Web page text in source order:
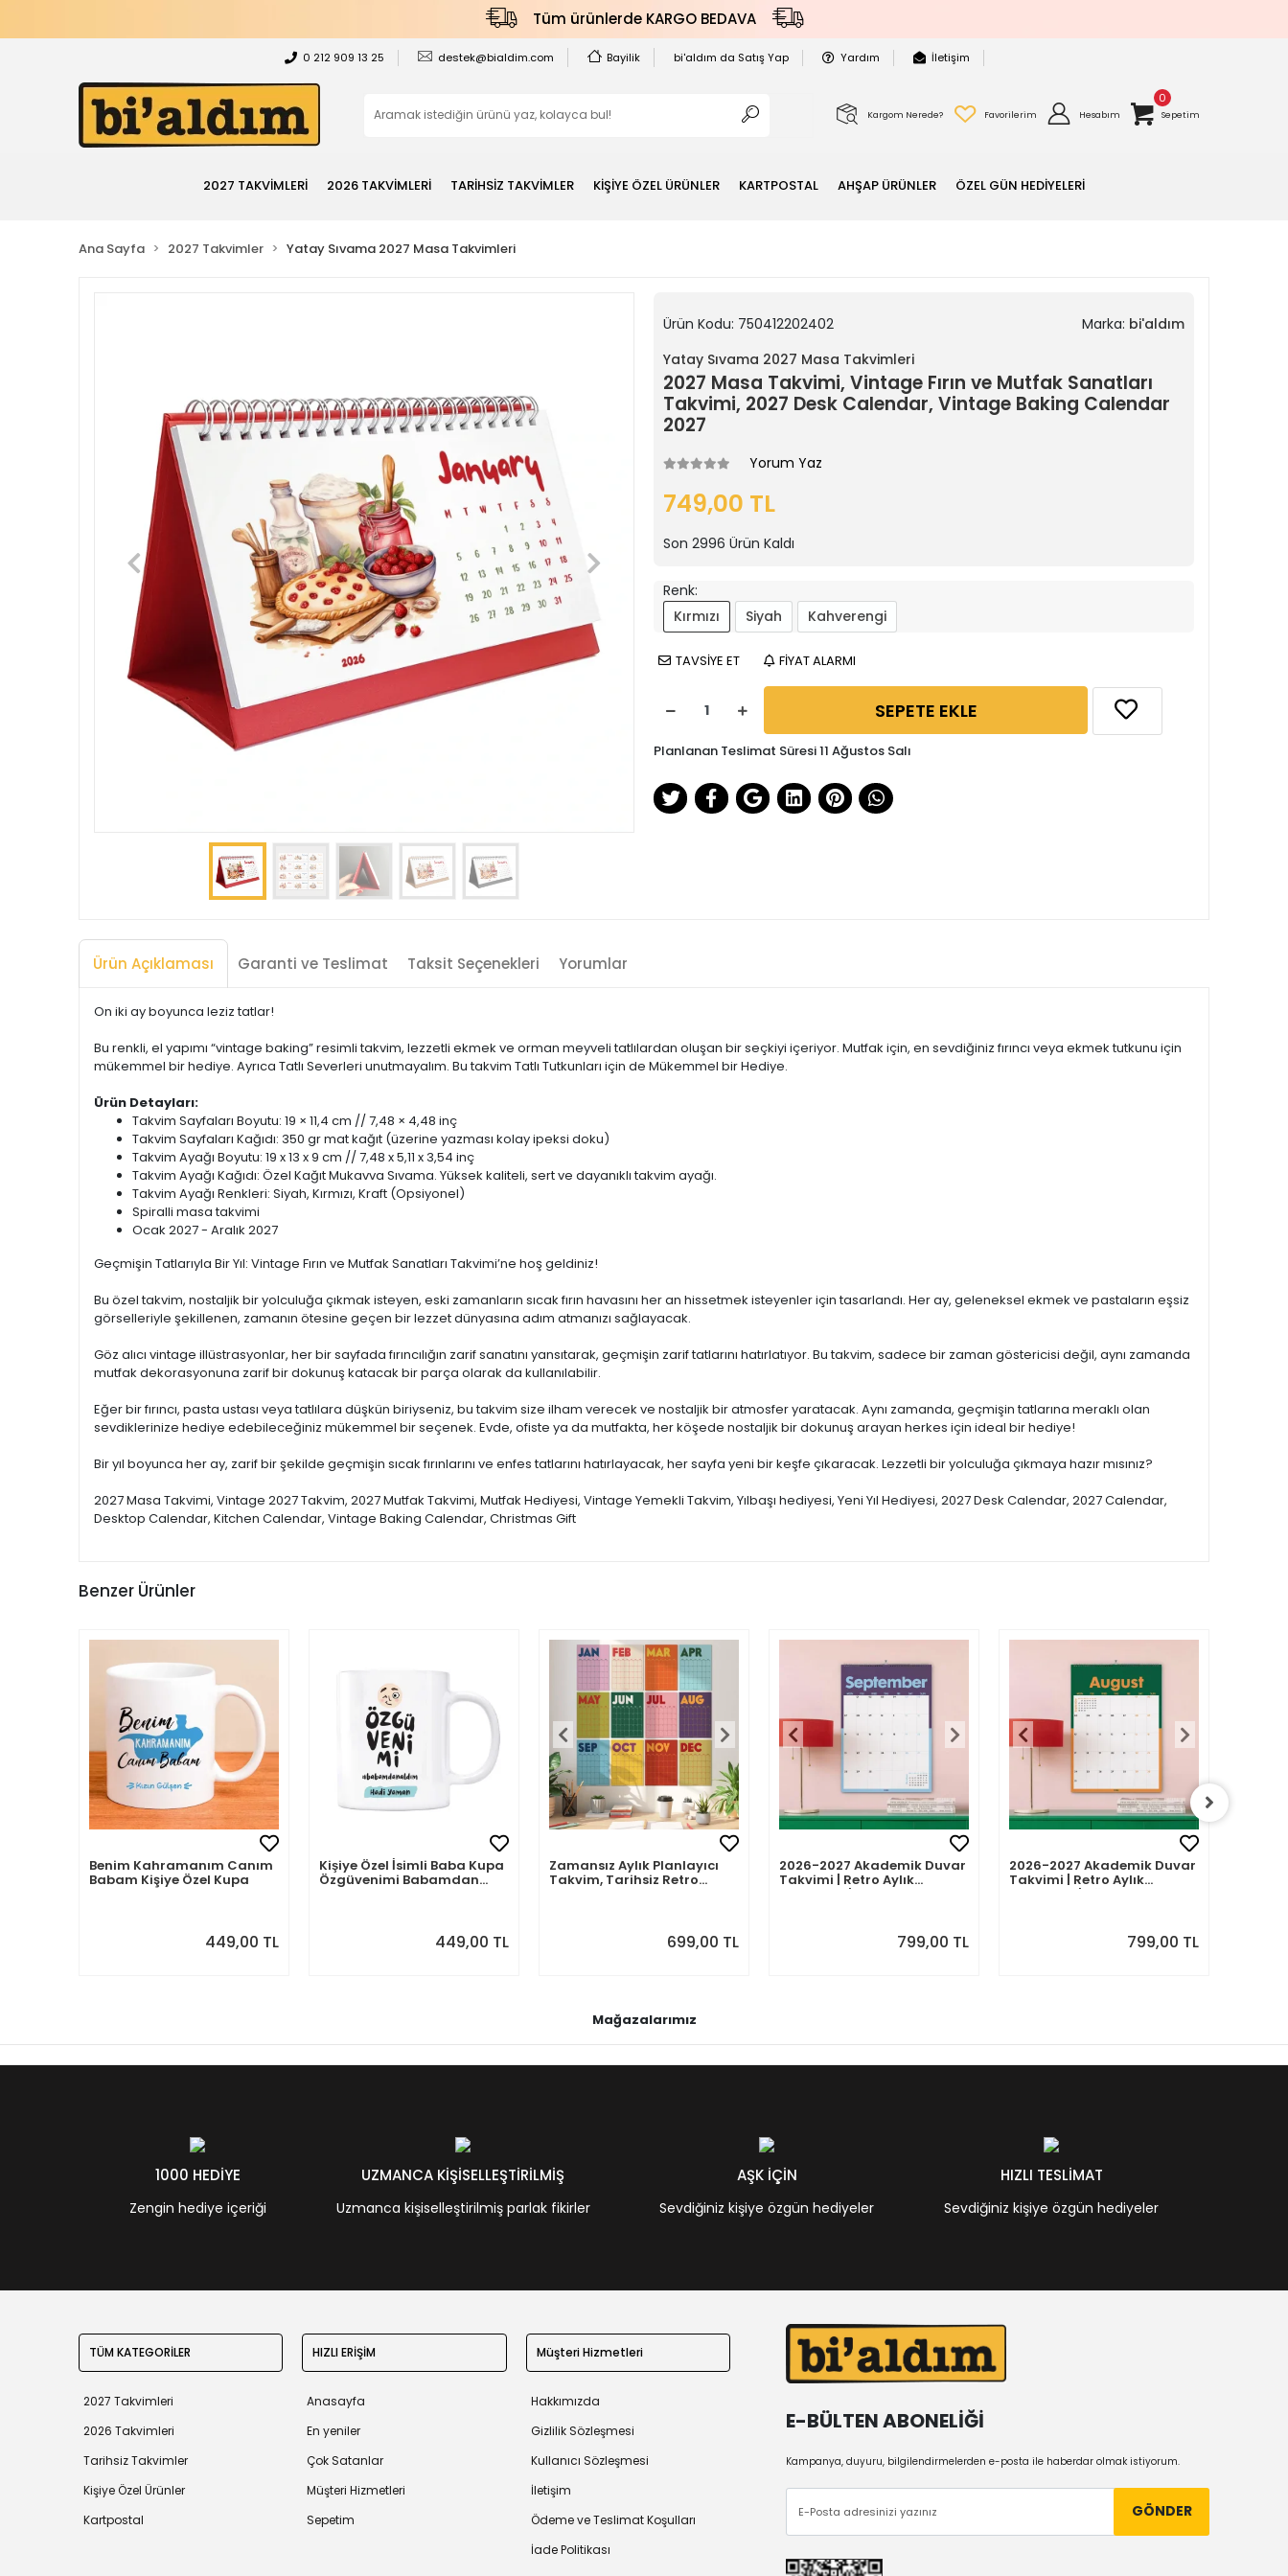
Tüm ürünlerde KARGO BEDAVA
0 212 909 13 25 destek@bialdim.com Bayilik bi'aldım da Satış Yap Yardım İletişim
Kargom Nerede? Favorilerim Hesabım
0
Sepetim
2027 TAKVİMLERİ 2026 TAKVİMLERİ TARİHSİZ TAKVİMLER KİŞİYE ÖZEL ÜRÜNLER KARTPOSTAL AHŞAP ÜRÜNLER ÖZEL GÜN HEDİYELERİ
Ana Sayfa 2027 Takvimler Yatay Sıvama 2027 Masa Takvimleri
Ürün Kodu: 750412202402 Marka: bi'aldım
Yatay Sıvama 2027 Masa Takvimleri
2027 Masa Takvimi, Vintage Fırın ve Mutfak Sanatları
Takvimi, 2027 Desk Calendar, Vintage Baking Calendar
2027
Yorum Yaz
749,00 TL
Son 2996 Ürün Kaldı
Renk:
Kırmızı
Siyah Kahverengi
TAVSİYE ET FİYAT ALARMI
SEPETE EKLE
Planlanan Teslimat Süresi 11 Ağustos Salı
Ürün Açıklaması Garanti ve Teslimat Taksit Seçenekleri Yorumlar
On iki ay boyunca leziz tatlar!
Bu renkli, el yapımı “vintage baking” resimli takvim, lezzetli ekmek ve orman meyveli tatlılardan oluşan bir seçkiyi içeriyor. Mutfak için, en sevdiğiniz fırıncı veya ekmek tutkunu için
mükemmel bir hediye. Ayrıca Tatlı Severleri unutmayalım. Bu takvim Tatlı Tutkunları için de Mükemmel bir Hediye.
Ürün Detayları:
Takvim Sayfaları Boyutu: 19 × 11,4 cm // 7,48 × 4,48 inç
Takvim Sayfaları Kağıdı: 350 gr mat kağıt (üzerine yazması kolay ipeksi doku)
Takvim Ayağı Boyutu: 19 x 13 x 9 cm // 7,48 x 5,11 x 3,54 inç
Takvim Ayağı Kağıdı: Özel Kağıt Mukavva Sıvama. Yüksek kaliteli, sert ve dayanıklı takvim ayağı.
Takvim Ayağı Renkleri: Siyah, Kırmızı, Kraft (Opsiyonel)
Spiralli masa takvimi
Ocak 2027 - Aralık 2027
Geçmişin Tatlarıyla Bir Yıl: Vintage Fırın ve Mutfak Sanatları Takvimi’ne hoş geldiniz!
Bu özel takvim, nostaljik bir yolculuğa çıkmak isteyen, eski zamanların sıcak fırın havasını her an hissetmek isteyenler için tasarlandı. Her ay, geleneksel ekmek ve pastaların eşsiz
görselleriyle şekillenen, zamanın ötesine geçen bir lezzet dünyasına adım atmanızı sağlayacak.
Göz alıcı vintage illüstrasyonlar, her bir sayfada fırıncılığın zarif sanatını yansıtarak, geçmişin zarif tatlarını hatırlatıyor. Bu takvim, sadece bir zaman göstericisi değil, aynı zamanda
mutfak dekorasyonuna zarif bir dokunuş katacak bir parça olarak da kullanılabilir.
Eğer bir fırıncı, pasta ustası veya tatlılara düşkün biriyseniz, bu takvim size ilham verecek ve nostaljik bir atmosfer yaratacak. Aynı zamanda, geçmişin tatlarına meraklı olan
sevdiklerinize hediye edebileceğiniz mükemmel bir seçenek. Evde, ofiste ya da mutfakta, her köşede nostaljik bir dokunuş arayan herkes için ideal bir hediye!
Bir yıl boyunca her ay, zarif bir şekilde geçmişin sıcak fırınlarını ve enfes tatlarını hatırlayacak, her sayfa yeni bir keşfe çıkaracak. Lezzetli bir yolculuğa çıkmaya hazır mısınız?
2027 Masa Takvimi, Vintage 2027 Takvim, 2027 Mutfak Takvimi, Mutfak Hediyesi, Vintage Yemekli Takvim, Yılbaşı hediyesi, Yeni Yıl Hediyesi, 2027 Desk Calendar, 2027 Calendar,
Desktop Calendar, Kitchen Calendar, Vintage Baking Calendar, Christmas Gift
Benzer Ürünler
Benim Kahramanım Canım
Babam Kişiye Özel Kupa
449,00 TL
Kişiye Özel İsimli Baba Kupa
Özgüvenimi Babamdan
449,00 TL
Zamansız Aylık Planlayıcı
Takvim, Tarihsiz Retro
699,00 TL
2026-2027 Akademik Duvar
Takvimi | Retro Aylık
Planlayıcı | Eylül 2026 -
799,00 TL
2026-2027 Akademik Duvar
Takvimi | Retro Aylık
Planlayıcı | Ağustos 2026 -
799,00 TL
Mağazalarımız
1000 HEDİYE
Zengin hediye içeriği
UZMANCA KİŞİSELLEŞTİRİLMİŞ
Uzmanca kişiselleştirilmiş parlak fikirler
AŞK İÇİN
Sevdiğiniz kişiye özgün hediyeler
HIZLI TESLİMAT
Sevdiğiniz kişiye özgün hediyeler
TÜM KATEGORİLER
2027 Takvimleri
2026 Takvimleri
Tarihsiz Takvimler
Kişiye Özel Ürünler
Kartpostal
HIZLI ERİŞİM
Anasayfa
En yeniler
Çok Satanlar
Müşteri Hizmetleri
Sepetim
Müşteri Hizmetleri
Hakkımızda
Gizlilik Sözleşmesi
Kullanıcı Sözleşmesi
İletişim
Ödeme ve Teslimat Koşulları
İade Politikası
E-BÜLTEN ABONELİĞİ
Kampanya, duyuru, bilgilendirmelerden e-posta ile haberdar olmak istiyorum.
GÖNDER